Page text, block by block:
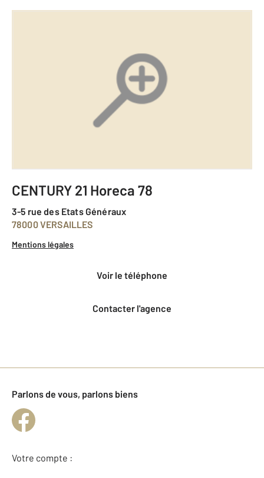
CENTURY 21 Horeca 78
3-5 rue des Etats Généraux
78000 VERSAILLES
Mentions légales
voir le téléphone
Contacter l'agence
Parlons de vous, parlons biens
Votre compte :